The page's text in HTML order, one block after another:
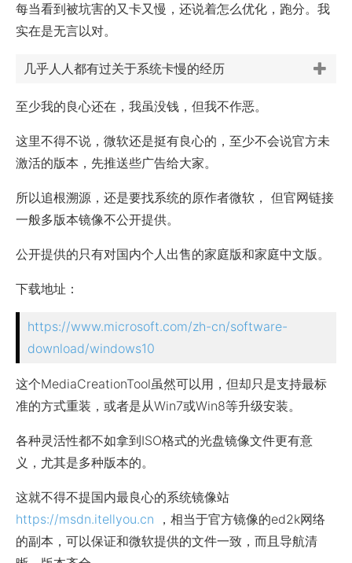
每当看到被坑害的又卡又慢，还说着怎么优化，跑分。我
实在是无言以对。
几乎人人都有过关于系统卡慢的经历
至少我的良心还在，我虽没钱，但我不作恶。
这里不得不说，微软还是挺有良心的，至少不会说官方未
激活的版本，先推送些广告给大家。
所以追根溯源，还是要找系统的原作者微软， 但官网链接
一般多版本镜像不公开提供。
公开提供的只有对国内个人出售的家庭版和家庭中文版。
下载地址：
https://www.microsoft.com/zh-cn/software-
download/windows10
这个MediaCreationTool虽然可以用，但却只是支持最标
准的方式重装，或者是从Win7或Win8等升级安装。
各种灵活性都不如拿到ISO格式的光盘镜像文件更有意
义，尤其是多种版本的。
这就不得不提国内最良心的系统镜像站
https://msdn.itellyou.cn ，相当于官方镜像的ed2k网络
的副本，可以保证和微软提供的文件一致，而且导航清